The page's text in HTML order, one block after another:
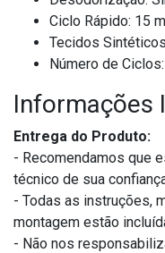
Ciclo Rápido: 15
Tecidos
Número de
Informações
Entrega do Produto:
- Recomendamos que
técnico de sua
- Todas as instruções,
montagem estão
- Não nos